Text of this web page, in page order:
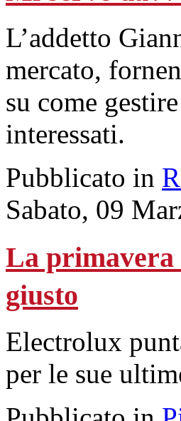
L’addetto
mercato,
su come
interessati.
Pubblicato in
Sabato, 09
La primavera
giusto
Electrolux
per le sue